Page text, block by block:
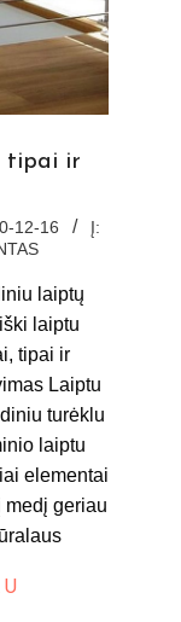
tipai ir
12-16
Į:
laiptų
laiptu
tipai ir
Laiptu
turėklu
laiptu
elementai
medį geriau